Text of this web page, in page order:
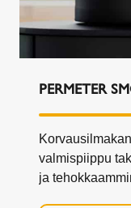
PERMETER
valmispiippu
ja